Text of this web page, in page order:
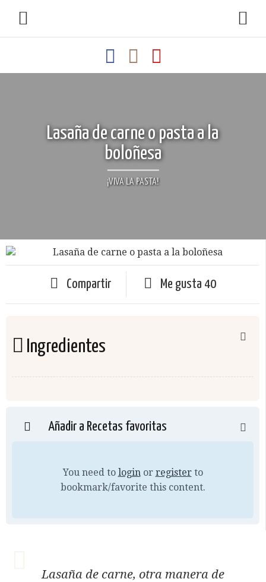
Lasaña de carne o pasta a la
boloñesa
¡VIVA LA PASTA!
Compartir Me gusta 40
Ingredientes
Añadir a Recetas favoritas
You need to loginor registerto
bookmark/favorite this content.
Lasaña de carne, otra manera de